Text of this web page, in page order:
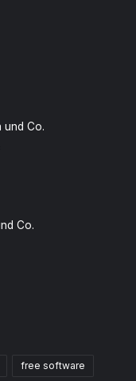
und Co.
Co.
free software